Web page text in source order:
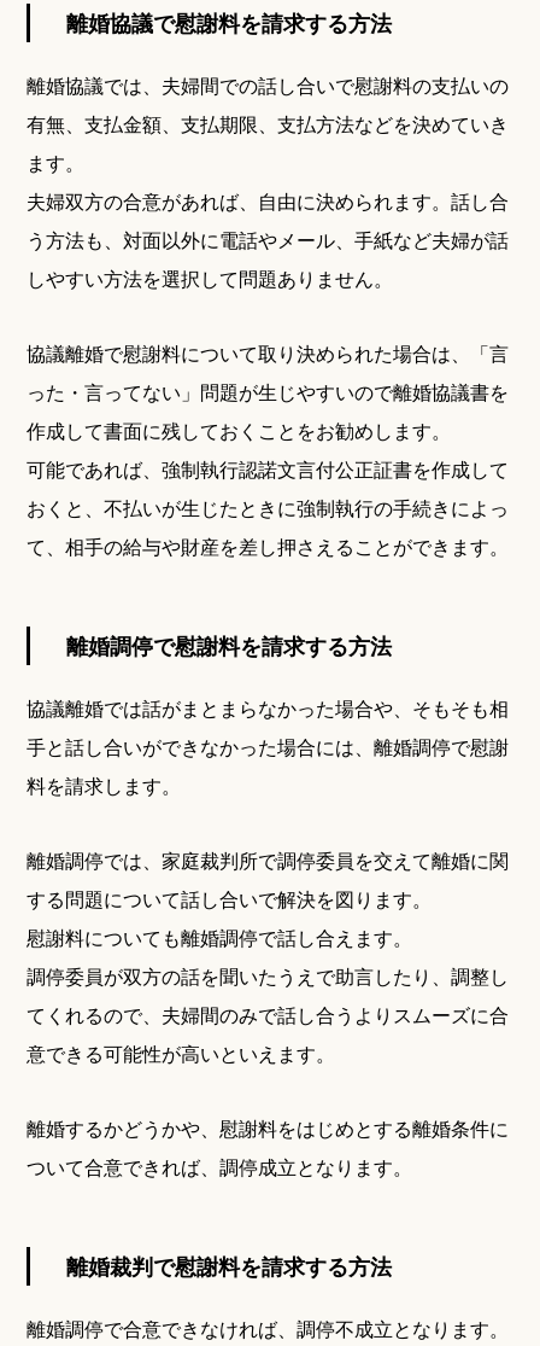
離婚協議で慰謝料を請求する方法
離婚協議では、夫婦間での話し合いで慰謝料の支払いの
有無、支払金額、支払期限、支払方法などを決めていき
ます。
夫婦双方の合意があれば、自由に決められます。話し合
う方法も、対面以外に電話やメール、手紙など夫婦が話
しやすい方法を選択して問題ありません。
協議離婚で慰謝料について取り決められた場合は、「言
った・言ってない」問題が生じやすいので離婚協議書を
作成して書面に残しておくことをお勧めします。
可能であれば、強制執行認諾文言付公正証書を作成して
おくと、不払いが生じたときに強制執行の手続きによっ
て、相手の給与や財産を差し押さえることができます。
離婚調停で慰謝料を請求する方法
協議離婚では話がまとまらなかった場合や、そもそも相
手と話し合いができなかった場合には、離婚調停で慰謝
料を請求します。
離婚調停では、家庭裁判所で調停委員を交えて離婚に関
する問題について話し合いで解決を図ります。
慰謝料についても離婚調停で話し合えます。
調停委員が双方の話を聞いたうえで助言したり、調整し
てくれるので、夫婦間のみで話し合うよりスムーズに合
意できる可能性が高いといえます。
離婚するかどうかや、慰謝料をはじめとする離婚条件に
ついて合意できれば、調停成立となります。
離婚裁判で慰謝料を請求する方法
離婚調停で合意できなければ、調停不成立となります。